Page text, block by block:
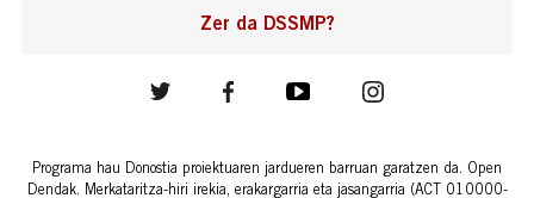
Zer da DSSMP?
Programa hau Donostia proiektuaren jardueren barruan garatzen da. Open
Dendak. Merkataritza-hiri irekia, erakargarria eta jasangarria (ACT 010000-